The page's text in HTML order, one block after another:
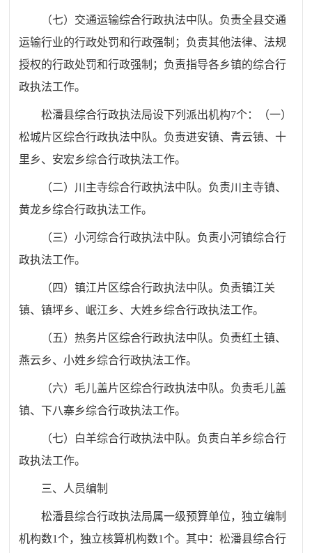
（七）交通运输综合行政执法中队。负责全县交通
运输行业的行政处罚和行政强制；负责其他法律、法规
授权的行政处罚和行政强制；负责指导各乡镇的综合行
政执法工作。
松潘县综合行政执法局设下列派出机构7个：（一）
松城片区综合行政执法中队。负责进安镇、青云镇、十
里乡、安宏乡综合行政执法工作。
（二）川主寺综合行政执法中队。负责川主寺镇、
黄龙乡综合行政执法工作。
（三）小河综合行政执法中队。负责小河镇综合行
政执法工作。
（四）镇江片区综合行政执法中队。负责镇江关
镇、镇坪乡、岷江乡、大姓乡综合行政执法工作。
（五）热务片区综合行政执法中队。负责红土镇、
燕云乡、小姓乡综合行政执法工作。
（六）毛儿盖片区综合行政执法中队。负责毛儿盖
镇、下八寨乡综合行政执法工作。
（七）白羊综合行政执法中队。负责白羊乡综合行
政执法工作。
三、人员编制
松潘县综合行政执法局属一级预算单位，独立编制
机构数1个，独立核算机构数1个。其中：松潘县综合行